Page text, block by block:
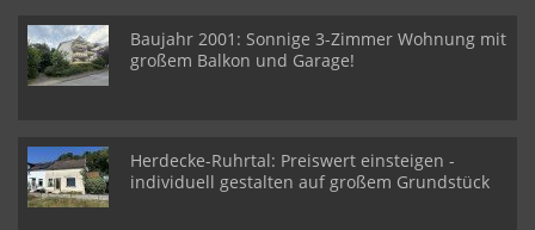
Baujahr 2001: Sonnige 3-Zimmer Wohnung mit
großem Balkon und Garage!
Herdecke-Ruhrtal: Preiswert einsteigen -
individuell gestalten auf großem Grundstück